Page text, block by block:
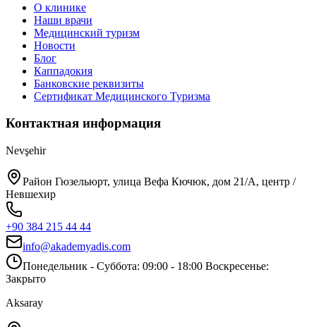
О клинике
Наши врачи
Медицинский туризм
Новости
Блог
Каппадокия
Банковские реквизиты
Сертификат Медицинского Туризма
Контактная информация
Nevşehir
Район Гюзельюрт, улица Вефа Кючюк, дом 21/A, центр /
Невшехир
+90 384 215 44 44
info@akademyadis.com
Понедельник - Суббота: 09:00 - 18:00 Воскресенье:
Закрыто
Aksaray